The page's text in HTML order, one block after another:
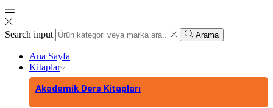
Search input Arama
Ana Sayfa
Kitaplar
Akademik Ders Kitapları